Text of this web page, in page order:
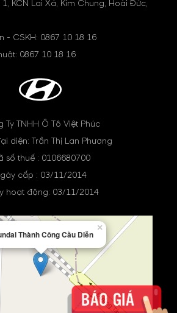
KCN Lai Xá, Kim Chung, Hoài Đức,
- CSKH: 0867 10 18 16
0867 10 18 16
Ty TNHH Ô Tô Việt Phúc
diện: Trần Thị Lan Phương
số thuế : 0106680700
cấp : 03/11/2014
hoạt động: 03/11/2014
Thành Công Cầu Diễn
×